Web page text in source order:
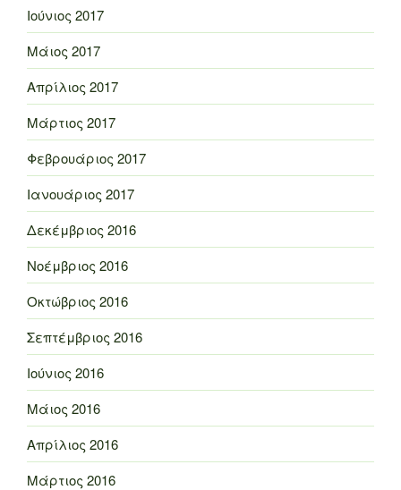
Ιούνιος 2017
Μάιος 2017
Απρίλιος 2017
Μάρτιος 2017
Φεβρουάριος 2017
Ιανουάριος 2017
Δεκέμβριος 2016
Νοέμβριος 2016
Οκτώβριος 2016
Σεπτέμβριος 2016
Ιούνιος 2016
Μάιος 2016
Απρίλιος 2016
Μάρτιος 2016